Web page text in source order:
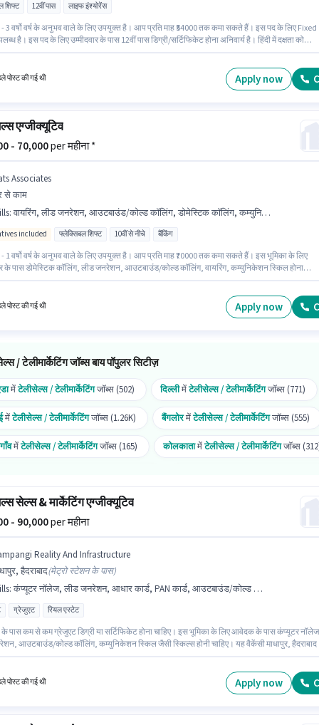
शिफ्ट 12वीं पास लाइफ इंश्योरेंस
3 वर्षो वर्ष के अनुभव वाले के लिए उपयुक्त है। आप प्रति माह ₹54000 तक कमा सकते हैं। इस पद के लिए Fixed
है। इस पद के लिए उम्मीदवार के पास 12वीं पास डिग्री/सर्टिफिकेट होना अनिवार्य है। हिंदी में दक्षता को
पोस्ट की गई थी Apply now
एग्जीक्यूटिव
- 70,000per महीना *
Associates
से काम
: वायरिंग, लीड जनरेशन, आउटबाउंड/कोल्ड कॉलिंग, डोमेस्टिक कॉलिंग, कम्युनिकेशन स्किल
included फ्लेक्सिबल शिफ्ट 10वीं से नीचे बैंकिंग
1 वर्षो वर्ष के अनुभव वाले के लिए उपयुक्त है। आप प्रति माह ₹70000 तक कमा सकते हैं। इस भूमिका के लिए
के पास डोमेस्टिक कॉलिंग, लीड जनरेशन, आउटबाउंड/कोल्ड कॉलिंग, वायरिंग, कम्युनिकेशन स्किल होना
वरीयता दी जाएगी।
पोस्ट की गई थी Apply now
/ टेलीमार्केटिंग जॉब्स बाय पॉपुलर सिटीज़
मेंटेलीसेल्स / टेलीमार्केटिंगजॉब्स (502) दिल्लीमेंटेलीसेल्स / टेलीमार्केटिंगजॉब्स (771)
मेंटेलीसेल्स / टेलीमार्केटिंगजॉब्स (1.26K) बैंगलोरमेंटेलीसेल्स / टेलीमार्केटिंगजॉब्स (555)
मेंटेलीसेल्स / टेलीमार्केटिंगजॉब्स (165) कोलकातामेंटेलीसेल्स / टेलीमार्केटिंगजॉब्स
मुंबईमेंटेलीसेल्स / टेलीमार्केटिंगजॉब्स (267)
सेल्स & मार्केटिंग एग्जीक्यूटिव
- 90,000per महीना
Reality And Infrastructure
हैदराबाद(मेट्रो स्टेशन के पास)
: कंप्यूटर नॉलेज, लीड जनरेशन, आधार कार्ड, PAN कार्ड, आउटबाउंड/कोल्ड कॉलिंग, कम्युनिकेशन स्किल
ग्रेजुएट रियल एस्टेट
पास कम से कम ग्रेजुएट डिग्री या सर्टिफिकेट होना चाहिए। इस भूमिका के लिए आवेदक के पास कंप्यूटर
आउटबाउंड/कोल्ड कॉलिंग, कम्युनिकेशन स्किल जैसी स्किल्स होनी चाहिए। यह वैकेंसी माधापुर, हैदराबाद
पोस्ट की गई थी Apply now